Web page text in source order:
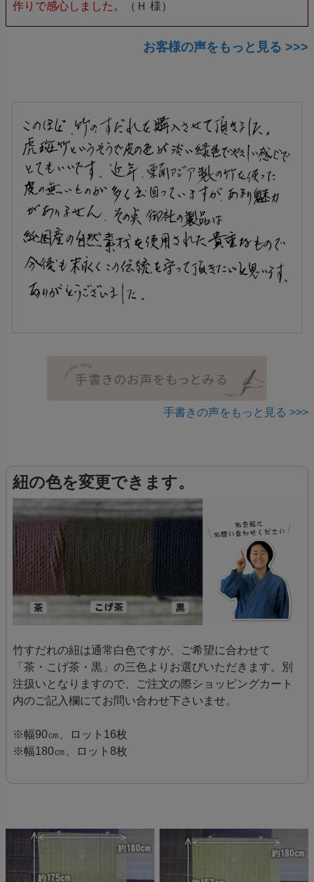
作りで感心しました 。（Ｈ 様）
お客様の声をもっと見る >>>
手書きの声をもっと見る >>>
紐の色を変更できます。
竹すだれの紐は通常白色ですが、ご希望に合わせて
「茶・こげ茶・黒」の三色よりお選びいただきます。別
注扱いとなりますので、ご注文の際ショッピングカート
内のご記入欄にてお問い合わせ下さいませ。
※幅90㎝、ロット16枚
※幅180㎝、ロット8枚